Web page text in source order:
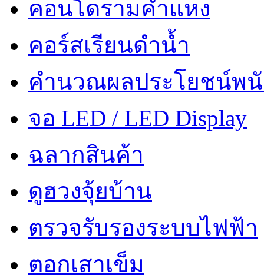
คอนโดรามคำแหง
คอร์สเรียนดำน้ำ
คำนวณผลประโยชน์พ
จอ LED / LED Display
ฉลากสินค้า
ดูฮวงจุ้ยบ้าน
ตรวจรับรองระบบไฟฟ้า
ตอกเสาเข็ม